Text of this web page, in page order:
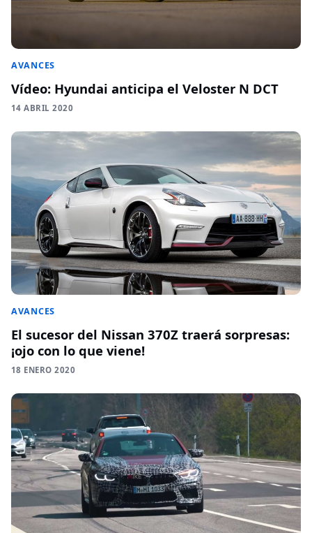
AVANCES
Vídeo: Hyundai anticipa el Veloster N DCT
14 ABRIL 2020
AVANCES
El sucesor del Nissan 370Z traerá sorpresas:
¡ojo con lo que viene!
18 ENERO 2020